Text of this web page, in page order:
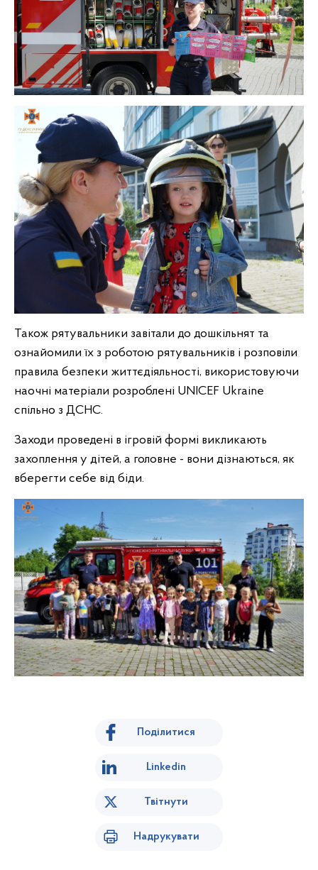
Також рятувальники завітали до дошкільнят та
ознайомили їх з роботою рятувальників і розповіли
правила безпеки життєдіяльності, використовуючи
наочні матеріали розроблені UNICEF Ukraine
спільно з ДСНС.
Заходи проведені в ігровій формі викликають
захоплення у дітей, а головне - вони дізнаються, як
вберегти себе від біди.
Поділитися
Linkedin
Твітнути
Надрукувати